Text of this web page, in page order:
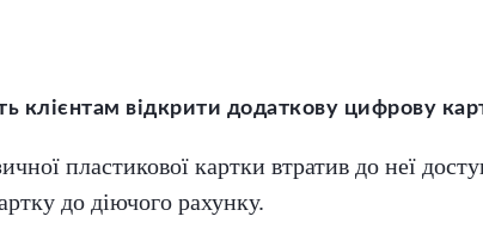
клієнтам відкрити додаткову цифрову
пластикової картки втратив до неї
до діючого рахунку.